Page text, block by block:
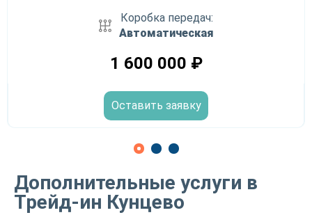
Коробка передач:
Автоматическая
1 600 000 ₽
Оставить заявку
Дополнительные услуги в
Трейд-ин Кунцево